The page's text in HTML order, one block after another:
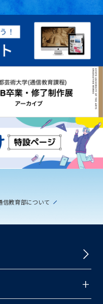
信教育部について